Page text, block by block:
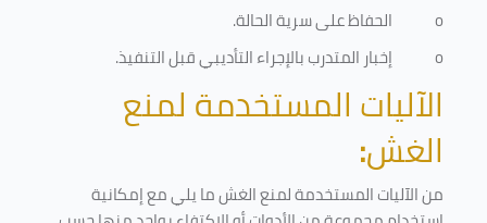
o
الحفاظ على سرية الحالة.
o
إخبار المتدرب بالإجراء التأديبي قبل التنفيذ.
الآليات المستخدمة لمنع
الغش:
من الآليات المستخدمة لمنع الغش ما يلي مع إمكانية